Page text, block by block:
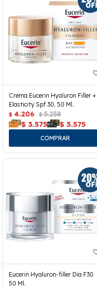
Crema Eucerin Hyaluron Filler +
Elasticity Spf 30. 50 Ml.
$ 4.206 $ 5.258
$ 3.575 $ 3.575
Eucerin Hyaluron-filler Día F30
50 Ml.